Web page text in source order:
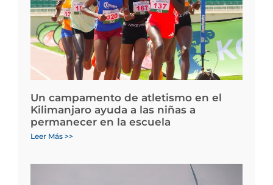
Un campamento de atletismo en el
Kilimanjaro ayuda a las niñas a
permanecer en la escuela
Leer Más >>